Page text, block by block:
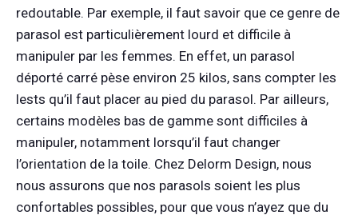
redoutable. Par exemple, il faut savoir que ce genre de
parasol est particulièrement lourd et difficile à
manipuler par les femmes. En effet, un parasol
déporté carré pèse environ 25 kilos, sans compter les
lests qu’il faut placer au pied du parasol. Par ailleurs,
certains modèles bas de gamme sont difficiles à
manipuler, notamment lorsqu’il faut changer
l’orientation de la toile. Chez Delorm Design, nous
nous assurons que nos parasols soient les plus
confortables possibles, pour que vous n’ayez que du